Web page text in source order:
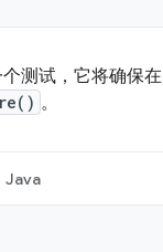
测试，它将确保在
。
Java